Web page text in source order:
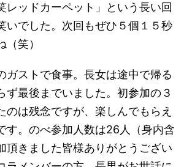
レッドカーペット」という長い回
いでした。次回もぜひ５個１５秒
笑）
ガストで食事。長女は途中で帰る
ず最後までいました。初参加の３
のは残念ですが、楽しんでもらえ
す。のべ参加人数は26人（身内含
頂きました皆様ありがとうござい